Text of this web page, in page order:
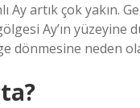
Ay artık çok yakın.
Ay’ın yüzeyine
dönmesine neden